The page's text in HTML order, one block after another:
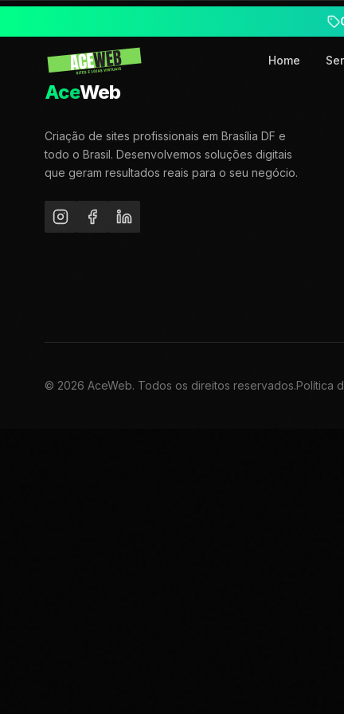
Home
AceWeb
Criação de sites profissionais em Brasília DF e
todo o Brasil. Desenvolvemos soluções digitais
que geram resultados reais para o seu negócio.
© 2026 AceWeb. Todos os direitos reservados.Política